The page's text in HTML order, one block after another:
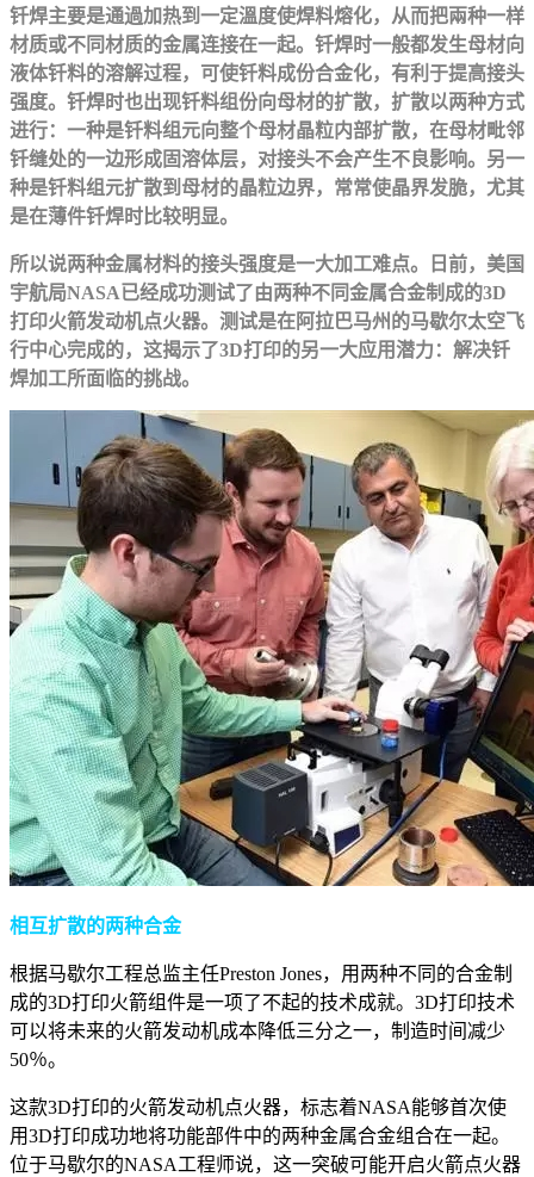
钎焊主要是通過加热到一定溫度使焊料熔化，从而把兩种一样
材质或不同材质的金属连接在一起。钎焊时一般都发生母材向
液体钎料的溶解过程，可使钎料成份合金化，有利于提高接头
强度。钎焊时也出现钎料组份向母材的扩散，扩散以两种方式
进行：一种是钎料组元向整个母材晶粒内部扩散，在母材毗邻
钎缝处的一边形成固溶体层，对接头不会产生不良影响。另一
种是钎料组元扩散到母材的晶粒边界，常常使晶界发脆，尤其
是在薄件钎焊时比较明显。
所以说两种金属材料的接头强度是一大加工难点。日前，美国
宇航局NASA已经成功测试了由两种不同金属合金制成的3D
打印火箭发动机点火器。测试是在阿拉巴马州的马歇尔太空飞
行中心完成的，这揭示了3D打印的另一大应用潜力：解决钎
焊加工所面临的挑战。
相互扩散的两种合金
根据马歇尔工程总监主任Preston Jones，用两种不同的合金制
成的3D打印火箭组件是一项了不起的技术成就。3D打印技术
可以将未来的火箭发动机成本降低三分之一，制造时间减少
50％。
这款3D打印的火箭发动机点火器，标志着NASA能够首次使
用3D打印成功地将功能部件中的两种金属合金组合在一起。
位于马歇尔的NASA工程师说，这一突破可能开启火箭点火器